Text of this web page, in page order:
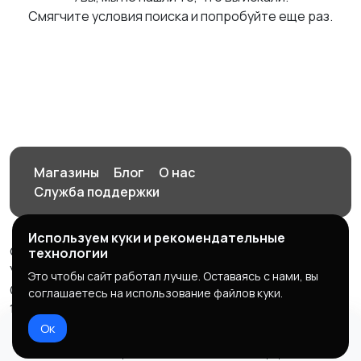
Смягчите условия поиска и попробуйте еще раз.
Магазины Блог
О нас
Служба поддержки
© 2026 Орен-АЙ - Авто | Недвижимость | Работа |
Услуги
Создал Карусов Е.С ООО "ЦПК" ИНН 5609203278 ОГРН
1235600008841
Правила сервиса
Используем куки и рекомендательные
технологии
Это чтобы сайт работал лучше. Оставаясь с нами, вы
соглашаетесь на использование файлов куки.
Ок